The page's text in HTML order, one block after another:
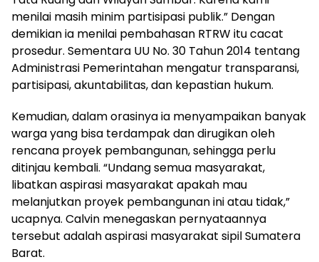
menilai masih minim partisipasi publik.” Dengan
demikian ia menilai pembahasan RTRW itu cacat
prosedur. Sementara UU No. 30 Tahun 2014 tentang
Administrasi Pemerintahan mengatur transparansi,
partisipasi, akuntabilitas, dan kepastian hukum.
Kemudian, dalam orasinya ia menyampaikan banyak
warga yang bisa terdampak dan dirugikan oleh
rencana proyek pembangunan, sehingga perlu
ditinjau kembali. “Undang semua masyarakat,
libatkan aspirasi masyarakat apakah mau
melanjutkan proyek pembangunan ini atau tidak,”
ucapnya. Calvin menegaskan pernyataannya
tersebut adalah aspirasi masyarakat sipil Sumatera
Barat.